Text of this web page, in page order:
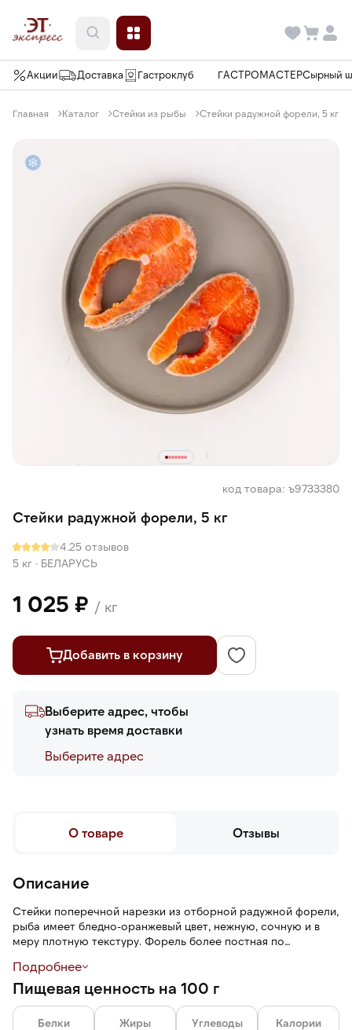
Акции Доставка Гастроклуб ГАСТРОМАСТЕРСырный
Главная Каталог Стейки из рыбы Стейки радужной форели, 5 кг
код товара: ъ9733380
Стейки радужной форели, 5 кг
4.25 отзывов
5 кг · БЕЛАРУСЬ
1 025 ₽ / кг
Добавить в корзину
Выберите адрес, чтобы
узнать время доставки
Выберите адреc
О товаре Отзывы
Описание
Стейки поперечной нарезки из отборной радужной форели,
рыба имеет бледно-оранжевый цвет, нежную, сочную и в
меру плотную текстуру. Форель более постная по
Шоковая заморозка позволяет сохранить вкусовые и
питательные свойства продукта, при этом льда на нем
практически нет.
Подробнее
Пищевая ценность на 100 г
Белки Жиры Углеводы Калории